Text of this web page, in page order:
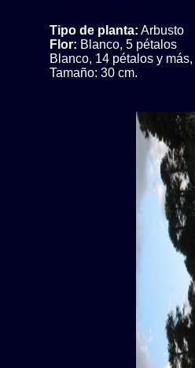
Tipo de planta: Arbusto
Flor: Blanco, 5 pétalos
Blanco, 14 pétalos y
Tamaño: 30 cm.